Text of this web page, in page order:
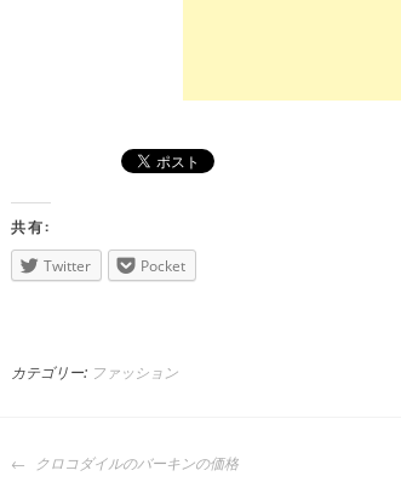
共有:
Twitter
Pocket
カテゴリー: ファッション
投クロコダイルのバーキンの価格